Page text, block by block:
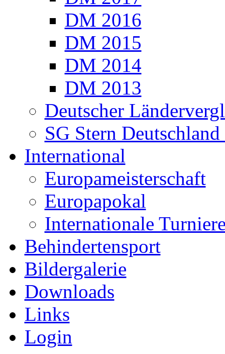
DM 2016
DM 2015
DM 2014
DM 2013
Deutscher
SG Stern
International
Europameisterschaft
Europapokal
Internationale
Behindertensport
Bildergalerie
Downloads
Links
Login